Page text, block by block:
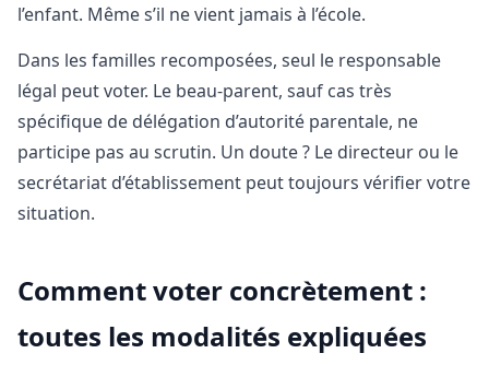
l’enfant. Même s’il ne vient jamais à l’école.
Dans les familles recomposées, seul le responsable
légal peut voter. Le beau-parent, sauf cas très
spécifique de délégation d’autorité parentale, ne
participe pas au scrutin. Un doute ? Le directeur ou le
secrétariat d’établissement peut toujours vérifier votre
situation.
Comment voter concrètement :
toutes les modalités expliquées